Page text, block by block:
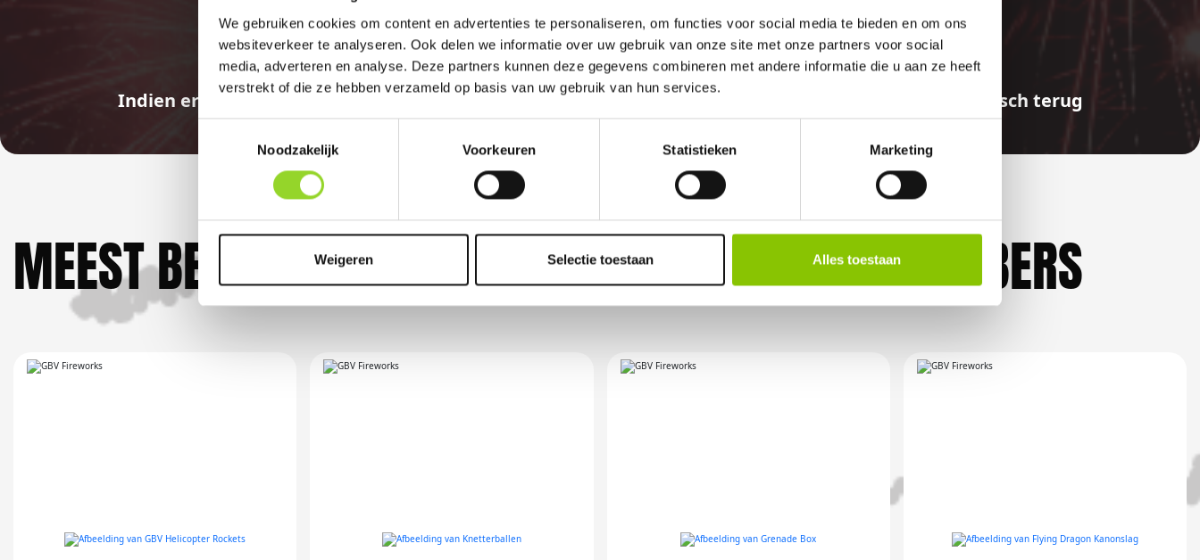
We gebruiken cookies om content en advertenties te personaliseren, om functies voor social media te bieden en om ons
websiteverkeer te analyseren. Ook delen we informatie over uw gebruik van onze site met onze partners voor social
media, adverteren en analyse. Deze partners kunnen deze gegevens combineren met andere informatie die u aan ze heeft
verstrekt of die ze hebben verzameld op basis van uw gebruik van hun services.
Noodzakelijk
Voorkeuren Statistieken Marketing
Weigeren Selectie toestaan Alles toestaan
GELD TERUG GARANTIE
Indien er in 2026 weer een landelijk vuurwerkverbod is, storten wij de betaalde bedragen automatisch terug
MEEST BEKEKEN DOOR ANDERE VUURWERKLIEFHEBBERS